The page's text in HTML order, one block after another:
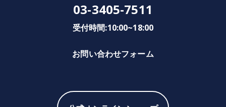
03-3405-7511
受付時間:10:00~18:00
お問い合わせフォーム